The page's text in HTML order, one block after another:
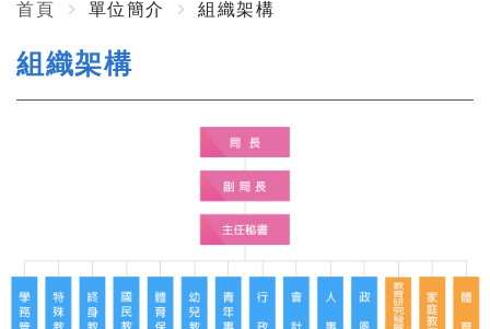
首頁 單位簡介 組織架構
組織架構